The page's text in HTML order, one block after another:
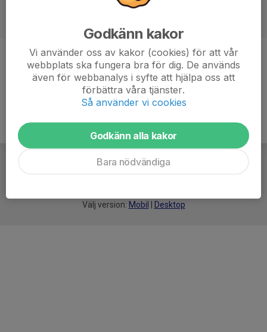
Ålder 48 år
Välj version: Mobil Desktop
Godkänn kakor
Vi använder oss av kakor (cookies) för att vår
webbplats ska fungera bra för dig. De används
även för webbanalys i syfte att hjälpa oss att
förbättra våra tjänster.
Så använder vi cookies
Godkänn alla kakor
Bara nödvändiga